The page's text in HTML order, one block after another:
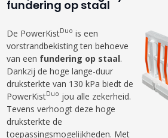
fundering op staal
De PowerKistDuo is een
vorstrandbekisting ten behoeve
van een fundering op staal.
Dankzij de hoge lange-duur
druksterkte van 130 kPa biedt de
PowerKistDuo jou alle zekerheid.
Tevens verhoogt deze hoge
druksterkte de
toepassingsmogelijkheden. Met